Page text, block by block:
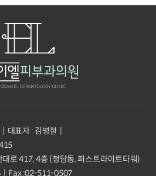
대표자 : 김병철
로 417, 4층 (청담동, 퍼스트라이트타워)
Fax :02-511-0507